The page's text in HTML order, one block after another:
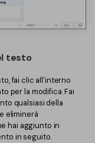
testo
fai clic all'interno
per la modifica. Fai
qualsiasi della
eliminerà
hai aggiunto in
in seguito.